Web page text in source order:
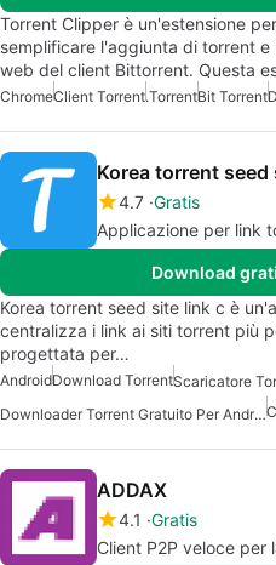
Torrent Clipper è un'estensione
semplificare l'aggiunta di torrent
web del client Bittorrent. Questa
ChromeClient Torrent.TorrentBit Torrent
Korea torrent seed
4.7 Gratis
Applicazione per link
Download
Korea torrent seed site link c è
centralizza i link ai siti torrent più
progettata per…
AndroidDownload TorrentScaricatore
Downloader Torrent Gratuito Per Android
ADDAX
4.1 Gratis
Client P2P veloce per